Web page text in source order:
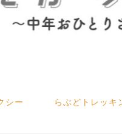
シー らぶどトレッキ